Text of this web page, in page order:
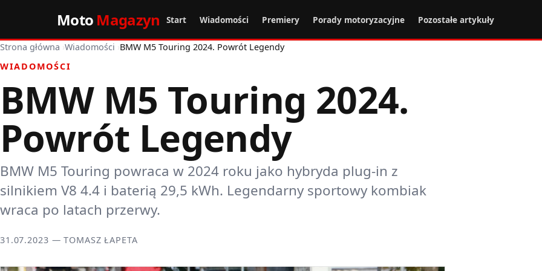
Moto Magazyn Start Wiadomości Premiery Porady motoryzacyjne Pozostałe artykuły
Strona główna ›Wiadomości ›BMW M5 Touring 2024. Powrót Legendy
WIADOMOŚCI
BMW M5 Touring 2024.
Powrót Legendy
BMW M5 Touring powraca w 2024 roku jako hybryda plug-in z
silnikiem V8 4.4 i baterią 29,5 kWh. Legendarny sportowy kombiak
wraca po latach przerwy.
31.07.2023 — TOMASZ ŁAPETA